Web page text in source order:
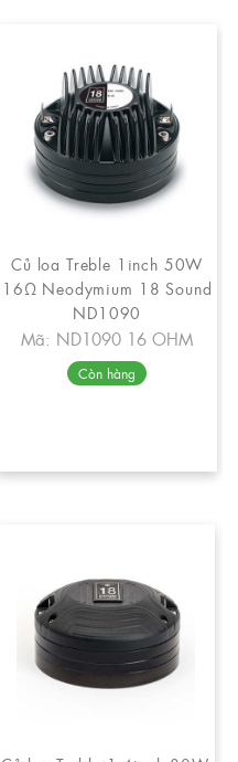
Củ loa Treble 1inch 50W
16Ω Neodymium 18 Sound
ND1090
Mã: ND1090 16 OHM
Còn hàng